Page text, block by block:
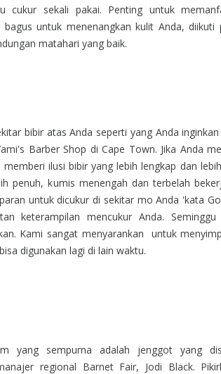
cukur sekali pakai. Penting untuk
untuk menenangkan kulit Anda, diikuti
matahari yang baik.
bibir atas Anda seperti yang Anda
Barber Shop di Cape Town. Jika Anda
ilusi bibir yang lebih lengkap dan
penuh, kumis menengah dan terbelah
untuk dicukur di sekitar mo Anda 'kata
keterampilan mencukur Anda.
Kami sangat menyarankan untuk
digunakan lagi di lain waktu.
yang sempurna adalah jenggot yang
regional Barnet Fair, Jodi Black.